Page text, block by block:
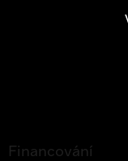
Financování